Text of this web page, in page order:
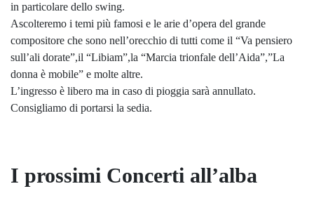
in particolare dello swing.
Ascolteremo i temi più famosi e le arie d’opera del grande
compositore che sono nell’orecchio di tutti come il “Va pensiero
sull’ali dorate”,il “Libiam”,la “Marcia trionfale dell’Aida”,”La
donna è mobile” e molte altre.
L’ingresso è libero ma in caso di pioggia sarà annullato.
Consigliamo di portarsi la sedia.
I prossimi Concerti all’alba